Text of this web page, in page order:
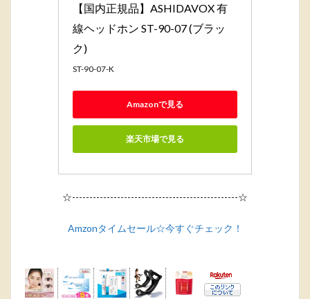
【国内正規品】ASHIDAVOX 有
線ヘッドホン ST-90-07 (ブラッ
ク)
ST-90-07-K
Amazonで見る
楽天市場で見る
☆------------------------------------------------☆
Amzonタイムセール☆今すぐチェック！